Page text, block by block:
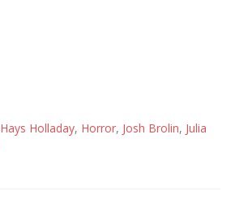
Hays Holladay, Horror, Josh Brolin, Julia